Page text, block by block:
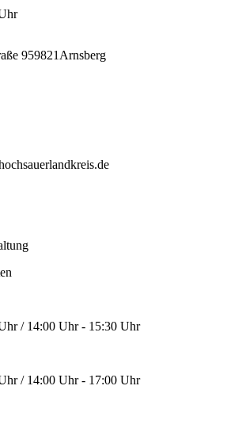
959821 Arnsberg
/ 14:00 Uhr - 15:30 Uhr
/ 14:00 Uhr - 17:00 Uhr